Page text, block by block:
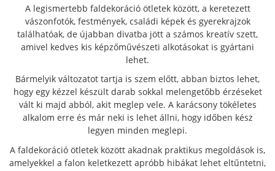
A legismertebb faldekoráció ötletek között, a keretezett
vászonfotók, festmények, családi képek és gyerekrajzok
találhatóak, de újabban divatba jött a számos kreatív szett,
amivel kedves kis képzőművészeti alkotásokat is gyártani
lehet.
Bármelyik változatot tartja is szem előtt, abban biztos lehet,
hogy egy kézzel készült darab sokkal melengetőbb érzéseket
vált ki majd abból, akit meglep vele. A karácsony tökéletes
alkalom erre és már neki is lehet állni, hogy időben kész
legyen minden meglepi.
A faldekoráció ötletek között akadnak praktikus megoldások is,
amelyekkel a falon keletkezett apróbb hibákat lehet eltűntetni,